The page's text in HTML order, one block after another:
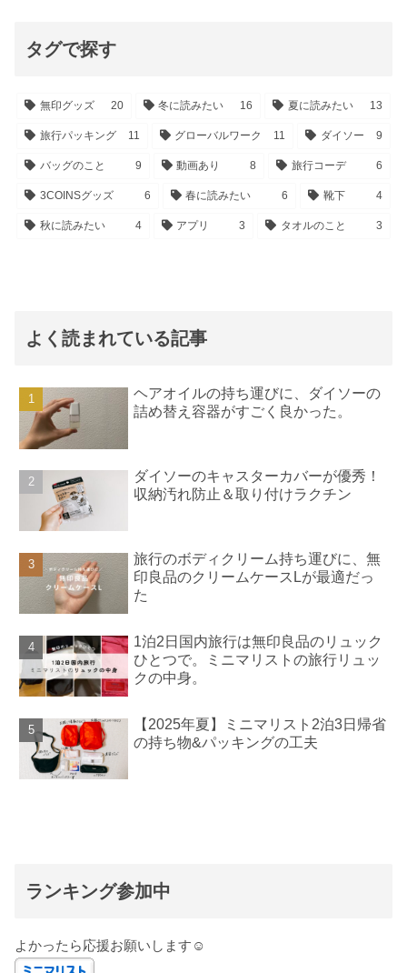
タグで探す
無印グッズ 20 冬に読みたい 16 夏に読みたい 13
旅行パッキング 11 グローバルワーク 11 ダイソー 9
バッグのこと 9 動画あり 8 旅行コーデ 6
3COINSグッズ 6 春に読みたい 6 靴下 4
秋に読みたい 4 アプリ 3 タオルのこと 3
よく読まれている記事
ヘアオイルの持ち運びに、ダイソーの
詰め替え容器がすごく良かった。
ダイソーのキャスターカバーが優秀！
収納汚れ防止＆取り付けラクチン
旅行のボディクリーム持ち運びに、無
印良品のクリームケースLが最適だっ
た
1泊2日国内旅行は無印良品のリュック
ひとつで。ミニマリストの旅行リュッ
クの中身。
【2025年夏】ミニマリスト2泊3日帰省
の持ち物&パッキングの工夫
ランキング参加中
よかったら応援お願いします☺️